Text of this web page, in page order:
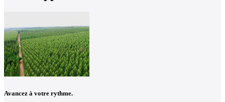
Avancez à votre rythme.